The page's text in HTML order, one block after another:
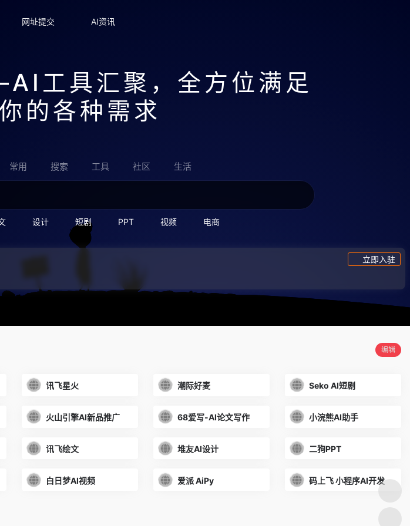
网址提交 AI资讯
工具汇聚，全方位满足
的各种需求
常用 搜索 工具 社区 生活
设计 短剧 PPT 视频 电商
立即入驻
编辑
讯飞星火 潮际好麦 Seko AI短剧
火山引擎AI新品推广 68爱写-AI论文写作 小浣熊AI助手
讯飞绘文 堆友AI设计 二狗PPT
白日梦AI视频 爱派 AiPy 码上飞 小程序AI开发